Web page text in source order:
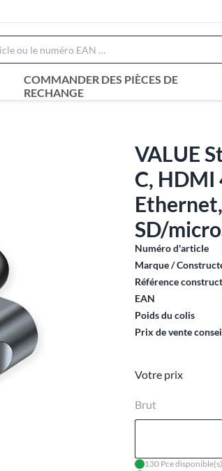
COMMANDER DES PIÈCES DE
RECHANGE
VALUE
C, HDMI
SD/
Numéro d'article
Marque /
Référence
EAN
Poids du colis
Prix de vente
Votre prix
Brut
130 Pce disponible(s)